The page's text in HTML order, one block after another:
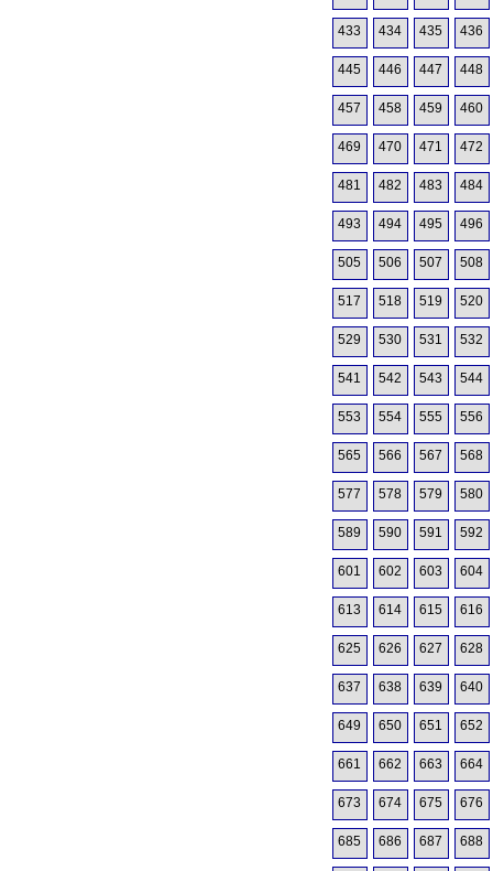
433 434 435 436
445 446 447 448
457 458 459 460
469 470 471 472
481 482 483 484
493 494 495 496
505 506 507 508
517 518 519 520
529 530 531 532
541 542 543 544
553 554 555 556
565 566 567 568
577 578 579 580
589 590 591 592
601 602 603 604
613 614 615 616
625 626 627 628
637 638 639 640
649 650 651 652
661 662 663 664
673 674 675 676
685 686 687 688